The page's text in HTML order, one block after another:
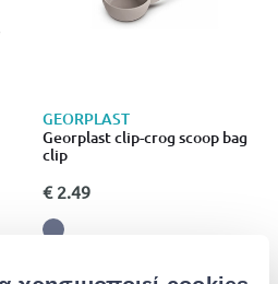
GEORPLAST
Georplast clip-crog scoop bag
clip
€ 2.49
4 Προϊόντα